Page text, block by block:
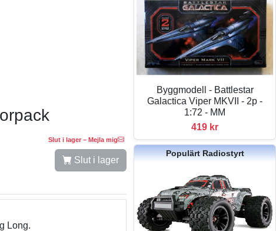
Slut i lager – Mejla mig
Slut i lager
Long.
Byggmodell - Battlestar
Galactica Viper MKVII - 2p -
1:72 - MM
419 kr
Populärt Radiostyrt